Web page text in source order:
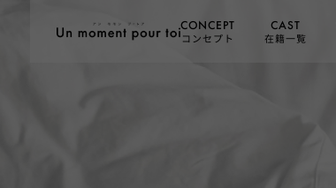
CONCEPT
コンセプト
CAST
在籍一覧